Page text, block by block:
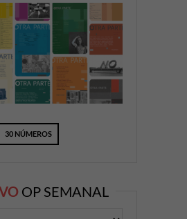
30 NÚMEROS
OP SEMANAL